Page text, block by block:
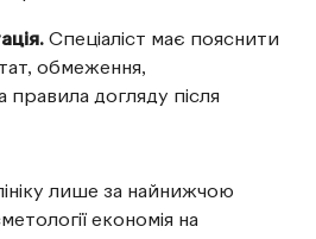
Спеціаліст має пояснити
обмеження,
правила догляду після
лише за найнижчою
економія на